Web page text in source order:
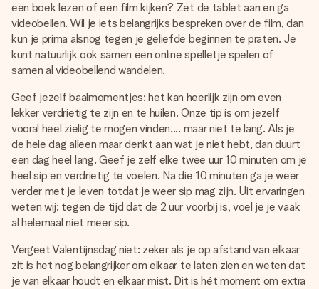
een boek lezen of een film kijken? Zet de tablet aan en ga
videobellen. Wil je iets belangrijks bespreken over de film, dan
kun je prima alsnog tegen je geliefde beginnen te praten. Je
kunt natuurlijk ook samen een online spelletje spelen of
samen al videobellend wandelen.
Geef jezelf baalmomentjes: het kan heerlijk zijn om even
lekker verdrietig te zijn en te huilen. Onze tip is om jezelf
vooral heel zielig te mogen vinden.... maar niet te lang. Als je
de hele dag alleen maar denkt aan wat je niet hebt, dan duurt
een dag heel lang. Geef je zelf elke twee uur 10 minuten om je
heel sip en verdrietig te voelen. Na die 10 minuten ga je weer
verder met je leven totdat je weer sip mag zijn. Uit ervaringen
weten wij: tegen de tijd dat de 2 uur voorbij is, voel je je vaak
al helemaal niet meer sip.
Vergeet Valentijnsdag niet: zeker als je op afstand van elkaar
zit is het nog belangrijker om elkaar te laten zien en weten dat
je van elkaar houdt en elkaar mist. Dit is hét moment om extra